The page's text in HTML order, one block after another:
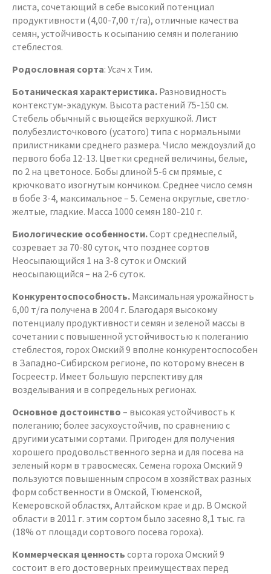
листа, сочетающий в себе высокий потенциал
продуктивности (4,00-7,00 т/га), отличные качества
семян, устойчивость к осыпанию семян и полеганию
стеблестоя.
Родословная сорта: Усач х Тим.
Ботаническая характеристика. Разновидность
контекстум-экадукум. Высота растений 75-150 см.
Стебель обычный с вьющейся верхушкой. Лист
полубезлисточкового (усатого) типа с нормальными
прилистниками среднего размера. Число междоузлий до
первого боба 12-13. Цветки средней величины, белые,
по 2 на цветоносе. Бобы длиной 5-6 см прямые, с
крючковато изогнутым кончиком. Среднее число семян
в бобе 3-4, максимальное – 5. Семена округлые, светло-
желтые, гладкие. Масса 1000 семян 180-210 г.
Биологические особенности.Сорт среднеспелый,
созревает за 70-80 суток, что позднее сортов
Неосыпающийся 1 на 3-8 суток и Омский
неосыпающийся – на 2-6 суток.
Конкурентоспособность. Максимальная урожайность
6,00 т/га получена в 2004 г. Благодаря высокому
потенциалу продуктивности семян и зеленой массы в
сочетании с повышенной устойчивостью к полеганию
стеблестоя, горох Омский 9 вполне конкурентоспособен
в Западно-Сибирском регионе, по которому внесен в
Госреестр. Имеет большую перспективу для
возделывания и в сопредельных регионах.
Основное достоинство – высокая устойчивость к
полеганию; более засухоустойчив, по сравнению с
другими усатыми сортами. Пригоден для получения
хорошего продовольственного зерна и для посева на
зеленый корм в травосмесях. Семена гороха Омский 9
пользуются повышенным спросом в хозяйствах разных
форм собственности в Омской, Тюменской,
Кемеровской областях, Алтайском крае и др. В Омской
области в 2011 г. этим сортом было засеяно 8,1 тыс. га
(18% от площади сортового посева гороха).
Коммерческая ценность сорта гороха Омский 9
состоит в его достоверных преимуществах перед